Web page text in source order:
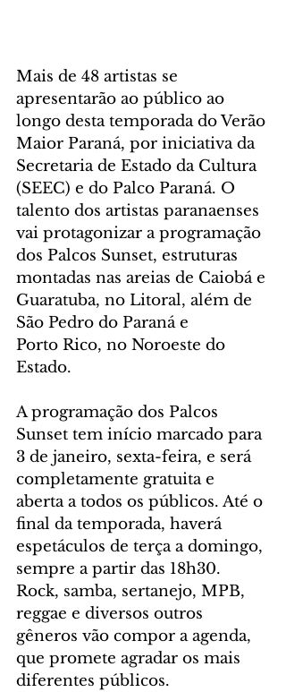
Mais de 48 artistas se
apresentarão ao público ao
longo desta temporada do Verão
Maior Paraná, por iniciativa da
Secretaria de Estado da Cultura
(SEEC) e do Palco Paraná. O
talento dos artistas paranaenses
vai protagonizar a programação
dos Palcos Sunset, estruturas
montadas nas areias de Caiobá e
Guaratuba, no Litoral, além de
São Pedro do Paraná e
Porto Rico, no Noroeste do
Estado.
A programação dos Palcos
Sunset tem início marcado para
3 de janeiro, sexta-feira, e será
completamente gratuita e
aberta a todos os públicos. Até o
final da temporada, haverá
espetáculos de terça a domingo,
sempre a partir das 18h30.
Rock, samba, sertanejo, MPB,
reggae e diversos outros
gêneros vão compor a agenda,
que promete agradar os mais
diferentes públicos.